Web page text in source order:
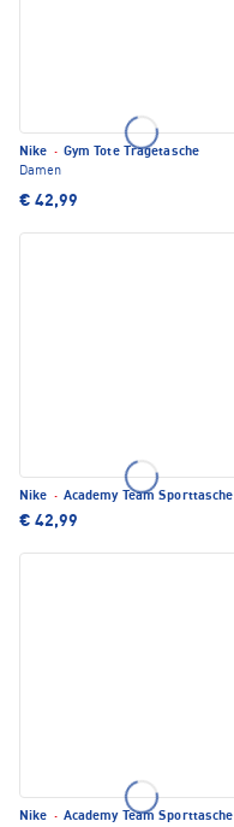
Nike · Gym Tote Tragetasche
Damen
€ 42,99
Nike · Academy Team Sporttasche
€ 42,99
Nike · Academy Team Sporttasche